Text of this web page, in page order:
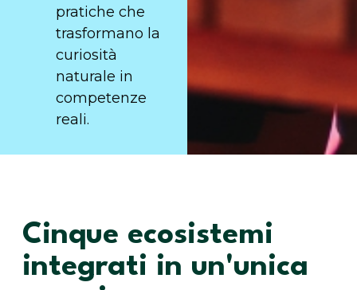
pratiche che
trasformano la
curiosità
naturale in
competenze
reali.
Cinque ecosistemi
integrati in un'unica